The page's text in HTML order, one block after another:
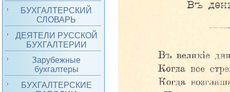
БУХГАЛТЕРСКИЙ
СЛОВАРЬ
ДЕЯТЕЛИ РУССКОЙ
БУХГАЛТЕРИИ
Зарубежные
бухгалтеры
БУХГАЛТЕРСКИЕ